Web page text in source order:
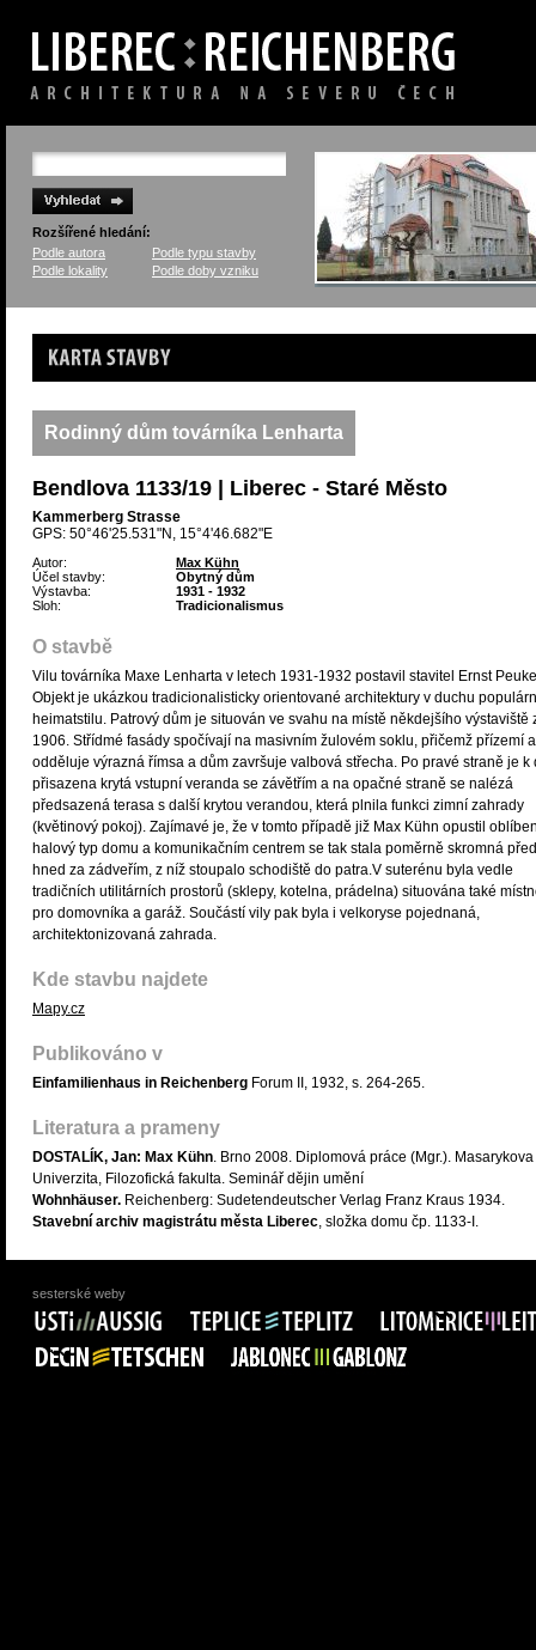
Rozšířené hledání:
Podle autora
Podle typu stavby
Podle lokality
Podle doby vzniku
Karta stavby
Rodinný dům továrníka Lenharta
Bendlova 1133/19 | Liberec - Staré Město
Kammerberg Strasse
GPS: 50°46'25.531"N, 15°4'46.682"E
Autor:
Max Kühn
Účel stavby:
Obytný dům
Výstavba:
1931 - 1932
Sloh:
Tradicionalismus
O stavbě
Vilu továrníka Maxe Lenharta v letech 1931-1932 postavil stavitel Ernst
Objekt je ukázkou tradicionalisticky orientované architektury v duchu
heimatstilu. Patrový dům je situován ve svahu na místě někdejšího výstaviště
1906. Střídmé fasády spočívají na masivním žulovém soklu, přičemž přízemí
odděluje výrazná římsa a dům završuje valbová střecha. Po pravé straně je k
přisazena krytá vstupní veranda se závětřím a na opačné straně se nalézá
předsazená terasa s další krytou verandou, která plnila funkci zimní zahrady
(květinový pokoj). Zajímavé je, že v tomto případě již Max Kühn opustil
halový typ domu a komunikačním centrem se tak stala poměrně skromná
hned za zádveřím, z níž stoupalo schodiště do patra.V suterénu byla vedle
tradičních utilitárních prostorů (sklepy, kotelna, prádelna) situována také
pro domovníka a garáž. Součástí vily pak byla i velkoryse pojednaná,
architektonizovaná zahrada.
Kde stavbu najdete
Mapy.cz
Publikováno v
Einfamilienhaus in Reichenberg Forum II, 1932, s. 264-265.
Literatura a prameny
DOSTALÍK, Jan: Max Kühn. Brno 2008. Diplomová práce (Mgr.). Masarykova
Univerzita, Filozofická fakulta. Seminář dějin umění
Wohnhäuser. Reichenberg: Sudetendeutscher Verlag Franz Kraus 1934.
Stavební archiv magistrátu města Liberec, složka domu čp. 1133-I.
sesterské weby